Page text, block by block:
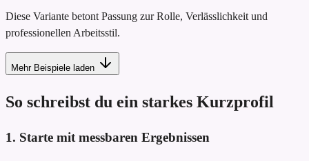
Diese Variante betont Passung zur Rolle, Verlässlichkeit und
professionellen Arbeitsstil.
Mehr Beispiele laden
So schreibst du ein starkes Kurzprofil
1. Starte mit messbaren Ergebnissen